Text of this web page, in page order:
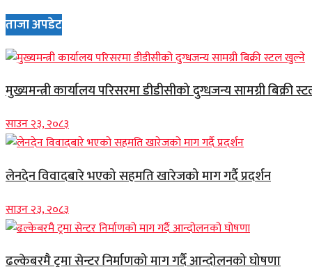
ताजा अपडेट
मुख्यमन्त्री कार्यालय परिसरमा डीडीसीको दुग्धजन्य सामग्री बिक्री
साउन २३, २०८३
लेनदेन विवादबारे भएको सहमति खारेजको माग गर्दै प्रदर्शन
साउन २३, २०८३
ढल्केबरमै ट्रमा सेन्टर निर्माणको माग गर्दै आन्दोलनको घोषणा